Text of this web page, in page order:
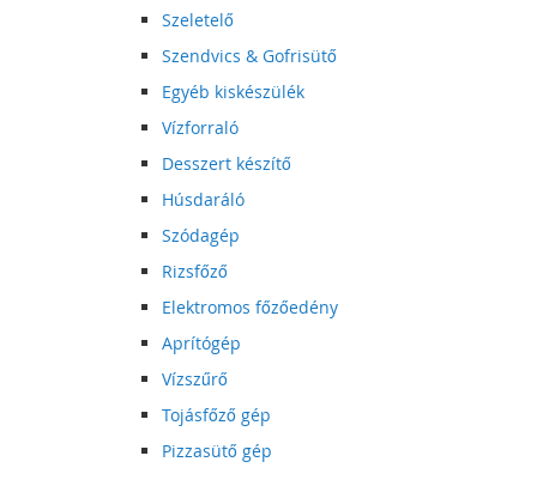
Szeletelő
Szendvics & Gofrisütő
Egyéb kiskészülék
Vízforraló
Desszert készítő
Húsdaráló
Szódagép
Rizsfőző
Elektromos főzőedény
Aprítógép
Vízszűrő
Tojásfőző gép
Pizzasütő gép